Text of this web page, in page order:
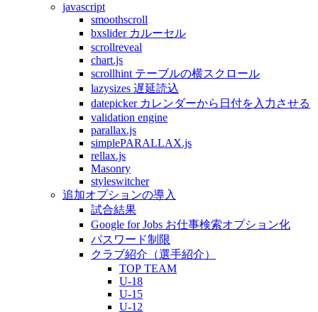
javascript
smoothscroll
bxslider カルーセル
scrollreveal
chart.js
scrollhint テーブルの横スクロール
lazysizes 遅延読込
datepicker カレンダーから日付を入力させる
validation engine
parallax.js
simplePARALLAX.js
rellax.js
Masonry
styleswitcher
追加オプションの導入
試合結果
Google for Jobs お仕事検索オプション化
パスワード制限
クラブ紹介（選手紹介）
TOP TEAM
U-18
U-15
U-12